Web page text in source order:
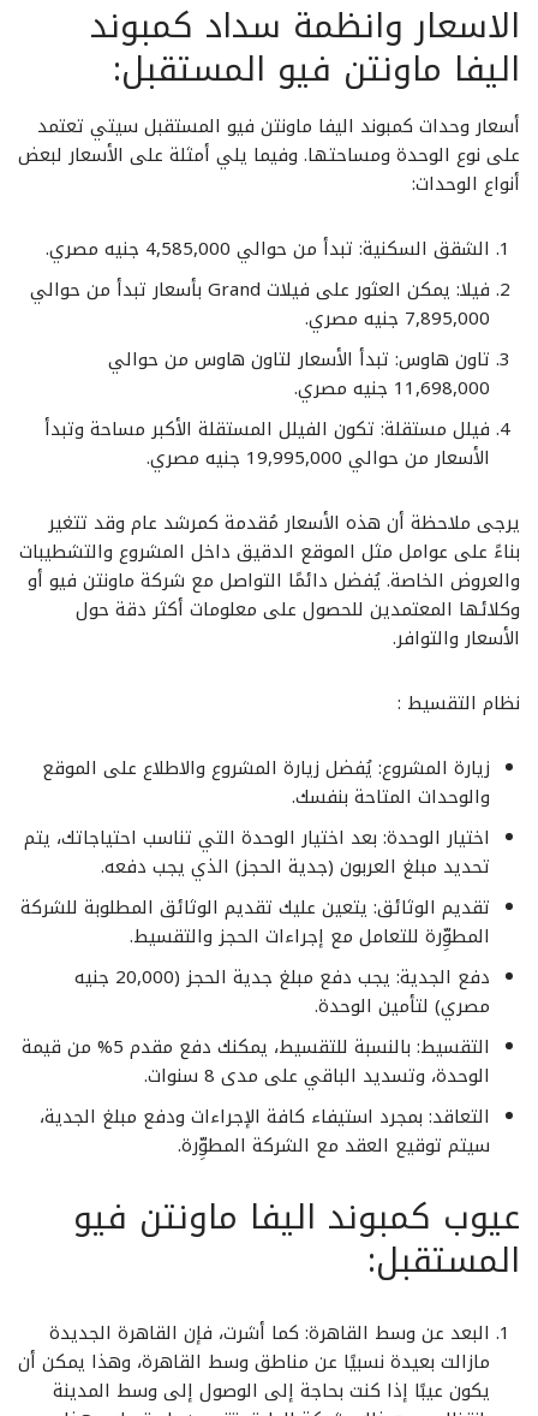
الاسعار وانظمة سداد كمبوند
اليفا ماونتن فيو المستقبل:
أسعار وحدات كمبوند اليفا ماونتن فيو المستقبل سيتي تعتمد
على نوع الوحدة ومساحتها. وفيما يلي أمثلة على الأسعار لبعض
أنواع الوحدات:
الشقق السكنية: تبدأ من حوالي 4,585,000 جنيه مصري.
فيلا
: يمكن العثور على فيلات Grand بأسعار تبدأ من حوالي
7,895,000 جنيه مصري.
تاون هاوس: تبدأ الأسعار لتاون هاوس من حوالي
11,698,000 جنيه مصري.
فيلل مستقلة: تكون الفيلل المستقلة الأكبر مساحة وتبدأ
الأسعار من حوالي 19,995,000 جنيه مصري.
يرجى ملاحظة أن هذه الأسعار مُقدمة كمرشد عام وقد تتغير
بناءً على عوامل مثل الموقع الدقيق داخل المشروع والتشطيبات
والعروض الخاصة. يُفضل دائمًا التواصل مع شركة ماونتن فيو أو
وكلائها المعتمدين للحصول على معلومات أكثر دقة حول
الأسعار والتوافر.
نظام التقسيط :
زيارة المشروع: يُفضل زيارة المشروع والاطلاع على الموقع
والوحدات المتاحة بنفسك.
اختيار الوحدة: بعد اختيار الوحدة التي تناسب احتياجاتك، يتم
تحديد مبلغ العربون (جدية الحجز) الذي يجب دفعه.
تقديم الوثائق: يتعين عليك تقديم الوثائق المطلوبة للشركة
المطوِّرة للتعامل مع إجراءات الحجز والتقسيط.
دفع الجدية
: يجب دفع مبلغ جدية الحجز (20,000 جنيه
مصري) لتأمين الوحدة.
التقسيط
: بالنسبة للتقسيط، يمكنك دفع مقدم 5% من قيمة
الوحدة، وتسديد الباقي على مدى 8 سنوات.
التعاقد: بمجرد استيفاء كافة الإجراءات ودفع مبلغ الجدية،
سيتم توقيع العقد مع الشركة المطوِّرة.
عيوب كمبوند اليفا ماونتن فيو
المستقبل:
البعد عن وسط القاهرة: كما أشرت، فإن القاهرة الجديدة
مازالت بعيدة نسبيًا عن مناطق وسط القاهرة، وهذا يمكن أن
يكون عيبًا إذا كنت بحاجة إلى الوصول إلى وسط المدينة